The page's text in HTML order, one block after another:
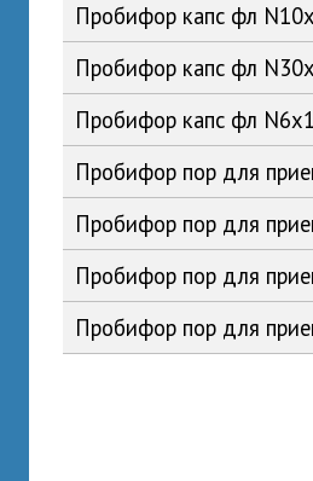
Пробифор капс фл
Пробифор капс фл
Пробифор капс фл
Пробифор пор для
Пробифор пор для
Пробифор пор для
Пробифор пор для